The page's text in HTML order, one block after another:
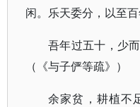
闲。乐天委分，以至
吾年过五十，少
（《与子俨等疏》）
余家贫，耕植不